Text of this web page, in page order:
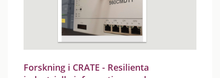
Forskning i CRATE - Resilienta